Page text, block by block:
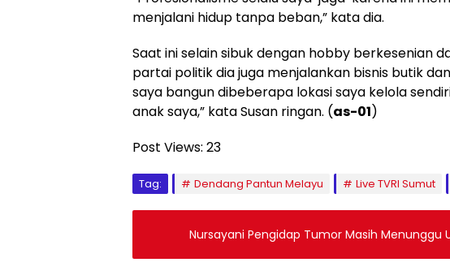
menjalani hidup tanpa beban,” kata dia.
Saat ini selain sibuk dengan hobby berkesenian
partai politik dia juga menjalankan bisnis butik
saya bangun dibeberapa lokasi saya kelola
anak saya,” kata Susan ringan. (as-01)
Post Views: 23
Tag: Dendang Pantun Melayu Live TVRI Sumut
Nursayani Pengidap Tumor Masih Menunggu